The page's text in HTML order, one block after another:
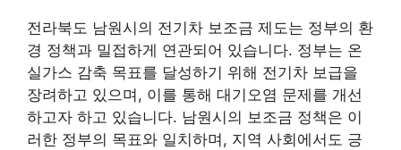
전라북도 남원시의 전기차 보조금 제도는 정부의 환
경 정책과 밀접하게 연관되어 있습니다. 정부는 온
실가스 감축 목표를 달성하기 위해 전기차 보급을
장려하고 있으며, 이를 통해 대기오염 문제를 개선
하고자 하고 있습니다. 남원시의 보조금 정책은 이
러한 정부의 목표와 일치하며, 지역 사회에서도 긍